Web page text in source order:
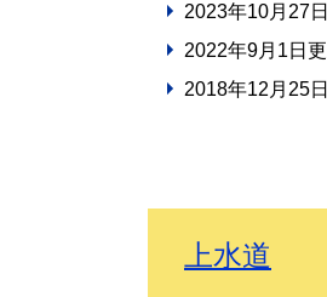
2023年10月27
2022年9月1日
2018年12月25
上水道